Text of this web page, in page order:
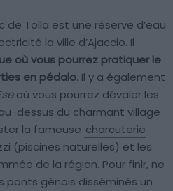
Tolla est une réserve d’eau
la ville d’Ajaccio. Il
où vous pourrez pratiquer le
en pédalo. Il y a également
où vous pourrez dévaler les
dessus du charmant village
la fameuse charcuterie
(piscines naturelles) et les
de la région. Pour finir, ne
ponts génois disséminés un